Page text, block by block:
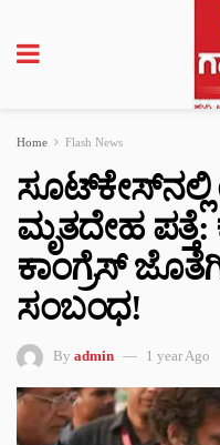
Home Flash News
ಮೃತದೇಹ
ಕಾಂಗ್ರೆಸ್
ಸಂಬಂಧ!
By admin 1 year Ago